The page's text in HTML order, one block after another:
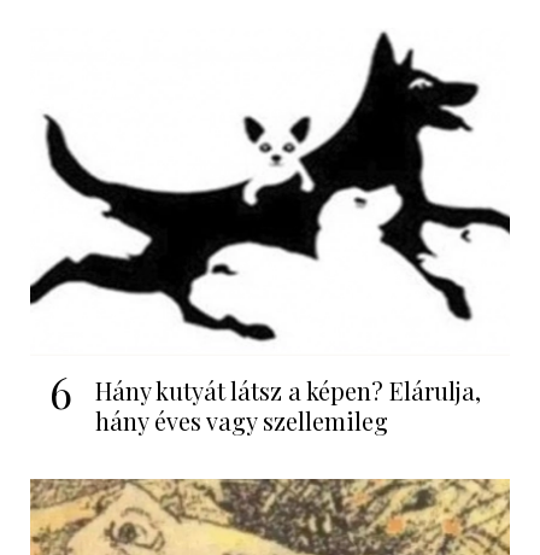
6
Hány kutyát látsz a képen? Elárulja,
hány éves vagy szellemileg